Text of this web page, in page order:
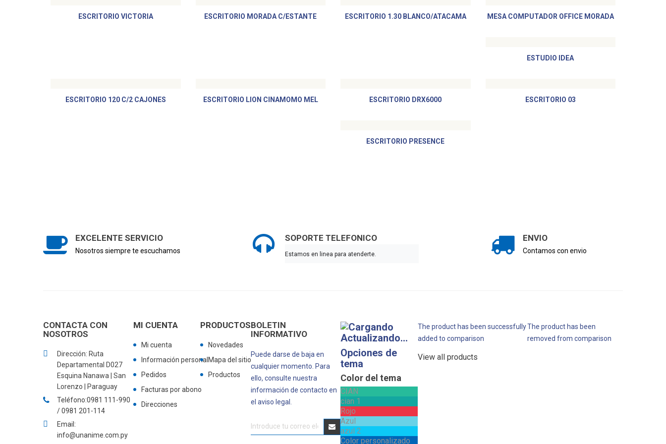
ESCRITORIO VICTORIA ESCRITORIO MORADA C/ESTANTE ESCRITORIO 1.30 BLANCO/ATACAMA MESA COMPUTADOR OFFICE MORADA
ESTUDIO IDEA
ESCRITORIO 120 C/2 CAJONES ESCRITORIO LION CINAMOMO MEL ESCRITORIO DRX6000 ESCRITORIO 03
ESCRITORIO PRESENCE
EXCELENTE SERVICIO
Nosotros siempre te escuchamos
SOPORTE TELEFONICO
Estamos en linea para atenderte.
ENVIO
Contamos con envio
CONTACTA CON
NOSOTROS
Dirección: Ruta
Departamental D027
Esquina Nanawa | San
Lorenzo | Paraguay
Teléfono:0981 111-990
/ 0981 201-114
Email:
info@unanime.com.py
MI CUENTA
Mi cuenta
Información personal
Pedidos
Facturas por abono
Direcciones
PRODUCTOS
Novedades
Mapa del sitio
Productos
BOLETIN
INFORMATIVO
Puede darse de baja en
cualquier momento. Para
ello, consulte nuestra
información de contacto en
el aviso legal.
Actualizando...
Opciones de
tema
Color del tema
CIAN
cian 1
Rojo
Azul
azul 2
Color personalizado
The product has been successfully
added to comparison
View all products
The product has been
removed from comparison